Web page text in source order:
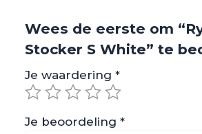
Wees de eerste om
Stocker S White” te
Je waardering *
Je beoordeling *